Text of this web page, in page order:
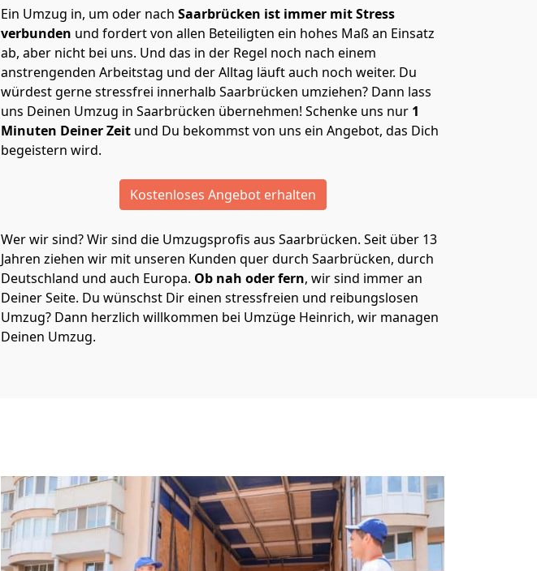
Ein Umzug in, um oder nach Saarbrücken ist immer mit Stress
verbunden und fordert von allen Beteiligten ein hohes Maß an Einsatz
ab, aber nicht bei uns. Und das in der Regel noch nach einem
anstrengenden Arbeitstag und der Alltag läuft auch noch weiter. Du
würdest gerne stressfrei innerhalb Saarbrücken umziehen? Dann lass
uns Deinen Umzug in Saarbrücken übernehmen! Schenke uns nur 1
Minuten Deiner Zeit und Du bekommst von uns ein Angebot, das Dich
begeistern wird.
Kostenloses Angebot erhalten
Wer wir sind? Wir sind die Umzugsprofis aus Saarbrücken. Seit über 13
Jahren ziehen wir mit unseren Kunden quer durch Saarbrücken, durch
Deutschland und auch Europa. Ob nah oder fern, wir sind immer an
Deiner Seite. Du wünschst Dir einen stressfreien und reibungslosen
Umzug? Dann herzlich willkommen bei Umzüge Heinrich, wir managen
Deinen Umzug.